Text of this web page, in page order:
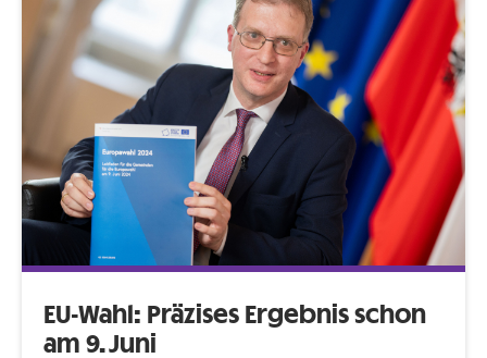
EU-Wahl: Präzises Ergebnis schon
am 9. Juni